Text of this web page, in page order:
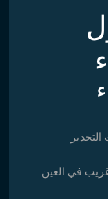
في العين